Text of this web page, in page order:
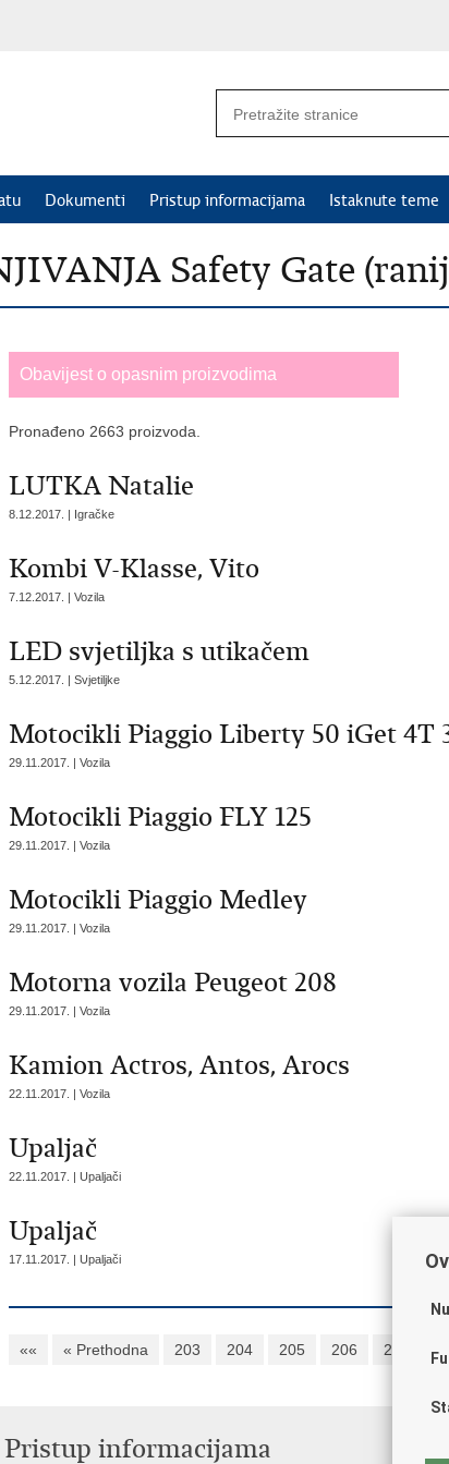
Dokumenti Pristup informacijama Istaknute teme
Safety Gate
Obavijest o opasnim proizvodima
Pronađeno 2663 proizvoda.
LUTKA Natalie
8.12.2017. | Igračke
Kombi V-Klasse, Vito
7.12.2017. | Vozila
LED svjetiljka s utikačem
5.12.2017. | Svjetiljke
Motocikli Piaggio Liberty 50 iGet 4T
29.11.2017. | Vozila
Motocikli Piaggio FLY 125
29.11.2017. | Vozila
Motocikli Piaggio Medley
29.11.2017. | Vozila
Motorna vozila Peugeot 208
29.11.2017. | Vozila
Kamion Actros, Antos, Arocs
22.11.2017. | Vozila
Upaljač
22.11.2017. | Upaljači
Upaljač
17.11.2017. | Upaljači
«« « Prethodna 203 204 205 206 207
Pristup informacijama